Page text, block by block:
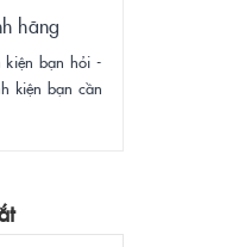
hãng
kiện bạn hỏi -
kiện bạn cần